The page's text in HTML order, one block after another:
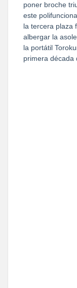
poner broche
este
la tercera plaza
albergar la
la portátil
primera década